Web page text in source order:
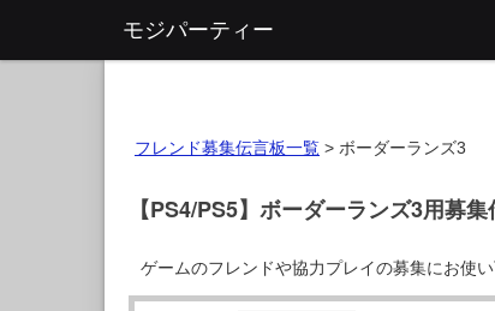
モジパーティー
フレンド募集伝言板一覧 > ボーダーランズ3
【PS4/PS5】ボーダーランズ3用募
ゲームのフレンドや協力プレイの募集にお使い